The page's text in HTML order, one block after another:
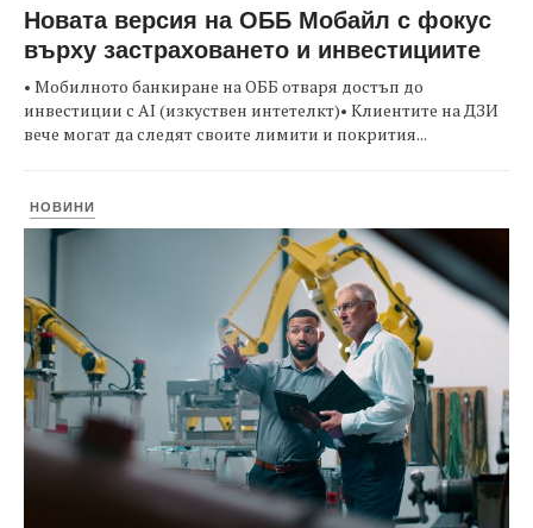
Новата версия на ОББ Мобайл с фокус
върху застраховането и инвестициите
• Мобилното банкиране на ОББ отваря достъп до
инвестиции с AI (изкуствен интетелкт)• Клиентите на ДЗИ
вече могат да следят своите лимити и покрития...
НОВИНИ